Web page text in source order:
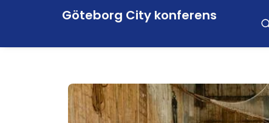
Göteborg City konferens